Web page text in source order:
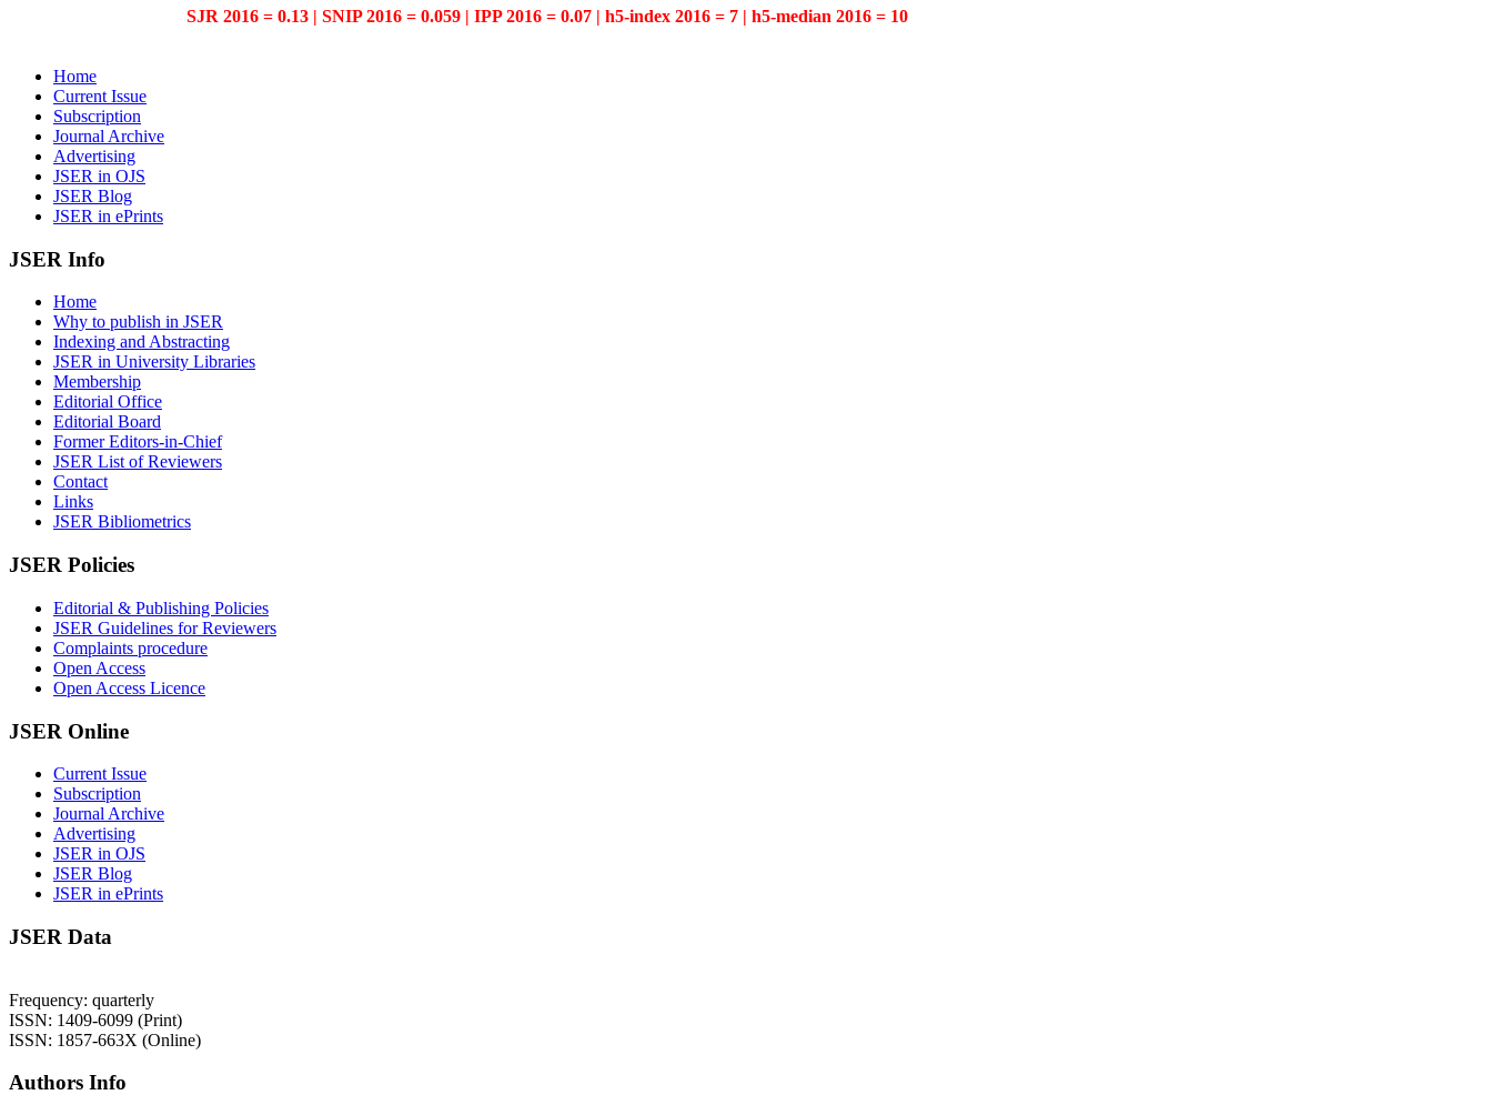
SJR 2016 = 0.13 | SNIP 2016 = 0.059 | IPP 2016 = 0.07 | h5-index 2016 = 7 | h5-median 2016 = 10
Home
Current Issue
Subscription
Journal Archive
Advertising
JSER in OJS
JSER Blog
JSER in ePrints
JSER Info
Home
Why to publish in JSER
Indexing and Abstracting
JSER in University Libraries
Membership
Editorial Office
Editorial Board
Former Editors-in-Chief
JSER List of Reviewers
Contact
Links
JSER Bibliometrics
JSER Policies
Editorial & Publishing Policies
JSER Guidelines for Reviewers
Complaints procedure
Open Access
Open Access Licence
JSER Online
Current Issue
Subscription
Journal Archive
Advertising
JSER in OJS
JSER Blog
JSER in ePrints
JSER Data
Frequency: quarterly
ISSN: 1409-6099 (Print)
ISSN: 1857-663X (Online)
Authors Info